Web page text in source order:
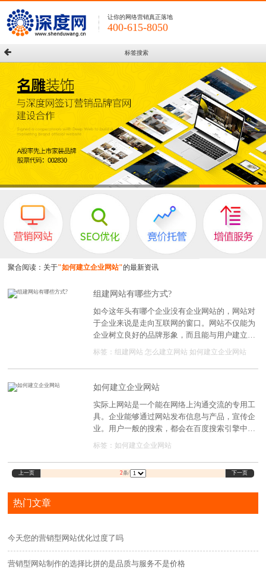
让你的网络营销真正落地
400-615-8050
标签搜索
聚合阅读：关于"如何建立企业网站"的最新资讯
组建网站有哪些方式?
如今这年头有哪个企业没有企业网站的，网站对
于企业来说是走向互联网的窗口。网站不仅能为
企业树立良好的品牌形象，而且能与用户建立直
接的沟通渠道，大大提升了企业的形象。因此，
以，企业组建网站有哪些方式?以下小编为大家
介绍几种最常见的网站建设方式，希望能帮助到
标签： 组建网站 怎么建立网站 如何建立企业网站
如何建立企业网站
实际上网站是一个能在网络上沟通交流的专用工
具。企业能够通过网站发布信息与产品，宣传企
业。用户一般的搜索，都会在百度搜索引擎中搜
索关键词，或者直接在浏览器输入网站域名，打
开网站进行访问，以获得自身所需要的资讯与产
品，整个网络营销中间环节，企业网站是非常重
要，直接关系到询盘转化，那么，如何建立企业
标签： 如何建立企业网站
上一页 2条/ 下一页
热门文章
今天您的营销型网站优化过度了吗
营销型网站制作的选择比拼的是品质与服务不是价格